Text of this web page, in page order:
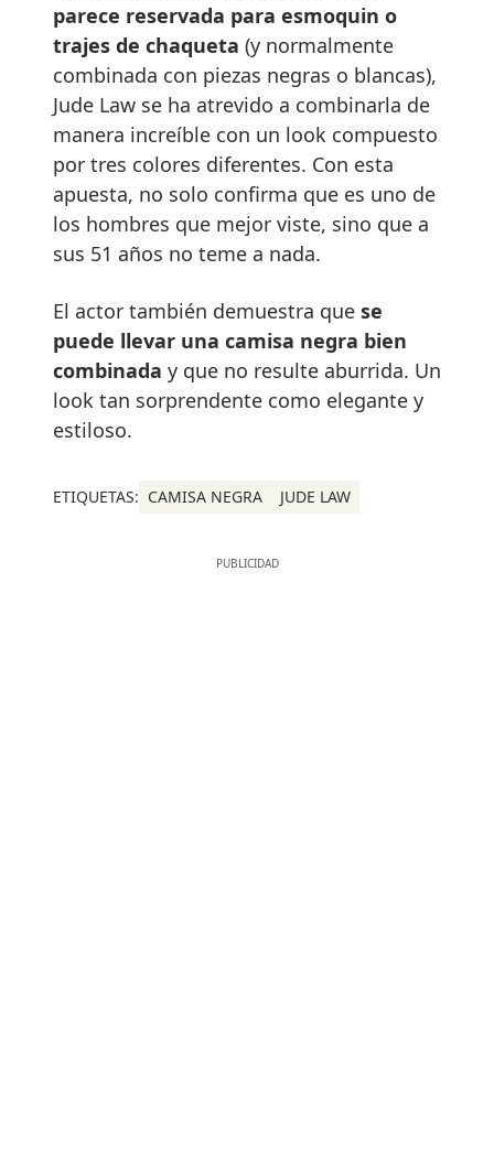
parece reservada para esmoquin o
trajes de chaqueta (y normalmente
combinada con piezas negras o blancas),
Jude Law se ha atrevido a combinarla de
manera increíble con un look compuesto
por tres colores diferentes. Con esta
apuesta, no solo confirma que es uno de
los hombres que mejor viste, sino que a
sus 51 años no teme a nada.
El actor también demuestra que se
puede llevar una camisa negra bien
combinada y que no resulte aburrida. Un
look tan sorprendente como elegante y
estiloso.
ETIQUETAS: CAMISA NEGRA JUDE LAW